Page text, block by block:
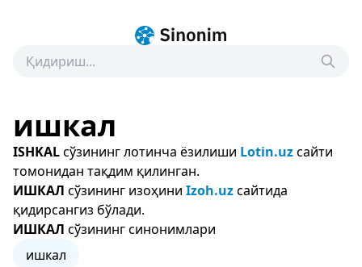
ишкал
ISHKALсўзининг лотинча ёзилиши Lotin.uzсайти
томонидан тақдим қилинган.
ИШКАЛ сўзининг изоҳини Izoh.uzсайтида
қидирсангиз бўлади.
ИШКАЛ сўзининг синонимлари
ишкал